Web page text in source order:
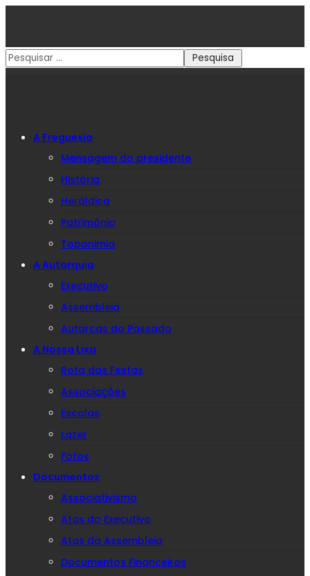
A Freguesia
Mensagem do presidente
História
Heráldica
Património
Toponimia
A Autarquia
Executivo
Assembleia
Autarcas do Passado
A Nossa Lixa
Rota das Festas
Associações
Escolas
Lazer
Fotos
Documentos
Associativismo
Atas do Executivo
Atas da Assembleia
Documentos Financeiros